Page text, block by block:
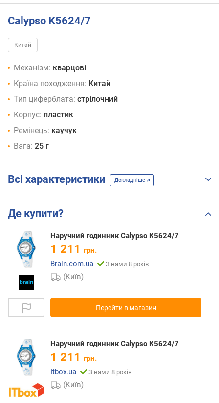
Calypso K5624/7
Китай
Механізм: кварцові
Країна походження: Китай
Тип циферблата: стрілочний
Корпус: пластик
Ремінець: каучук
Вага: 25 г
Всі характеристики Докладніше
Де купити?
Наручний годинник Calypso K5624/7
1 211 грн.
Brain.com.ua
З нами 8 років
(Київ)
Перейти в магазин
Наручний годинник Calypso K5624/7
1 211 грн.
Itbox.ua
З нами 8 років
(Київ)